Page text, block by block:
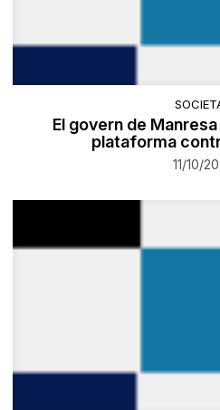
El govern de
plataforma
11/10/